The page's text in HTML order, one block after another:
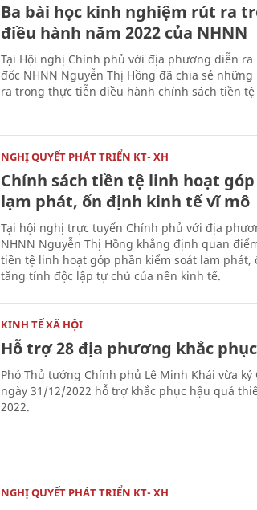
Ba bài học kinh nghiệm rút ra
điều hành năm 2022 của NHNN
Tại Hội nghị Chính phủ với địa phương diễn ra
đốc NHNN Nguyễn Thị Hồng đã chia sẻ
ra trong thực tiễn điều hành chính sách tiền tệ
NGHỊ QUYẾT PHÁT TRIỂN KT- XH
Chính sách tiền tệ linh hoạt
lạm phát, ổn định kinh tế vĩ mô
Tại hội nghị trực tuyến Chính phủ với địa
NHNN Nguyễn Thị Hồng khẳng định quan
tiền tệ linh hoạt góp phần kiểm soát lạm phát,
tăng tính độc lập tự chủ của nền kinh tế.
KINH TẾ XÃ HỘI
Hỗ trợ 28 địa phương khắc
Phó Thủ tướng Chính phủ Lê Minh Khái vừa
ngày 31/12/2022 hỗ trợ khắc phục hậu quả
2022.
NGHỊ QUYẾT PHÁT TRIỂN KT- XH